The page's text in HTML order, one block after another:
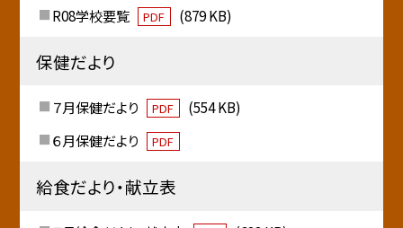
R08学校要覧 PDF (879 KB)
保健だより
７月保健だより PDF
(554 KB)
６月保健だより
PDF
給食だより・献立表